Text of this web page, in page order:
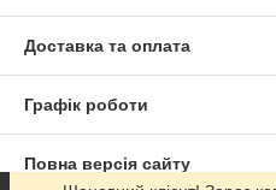
Доставка та оплата
Графік роботи
Повна версія сайту